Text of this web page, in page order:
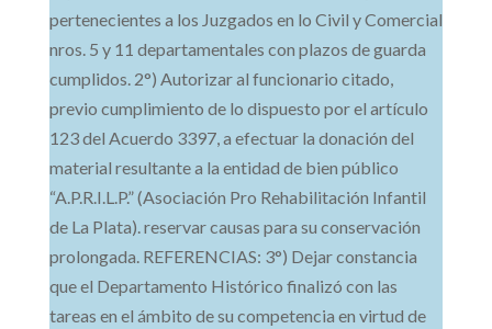
pertenecientes a los Juzgados en lo Civil y Comercial
nros. 5 y 11 departamentales con plazos de guarda
cumplidos. 2°) Autorizar al funcionario citado,
previo cumplimiento de lo dispuesto por el artículo
123 del Acuerdo 3397, a efectuar la donación del
material resultante a la entidad de bien público
“A.P.R.I.L.P.” (Asociación Pro Rehabilitación Infantil
de La Plata). reservar causas para su conservación
prolongada. REFERENCIAS: 3°) Dejar constancia
que el Departamento Histórico finalizó con las
tareas en el ámbito de su competencia en virtud de